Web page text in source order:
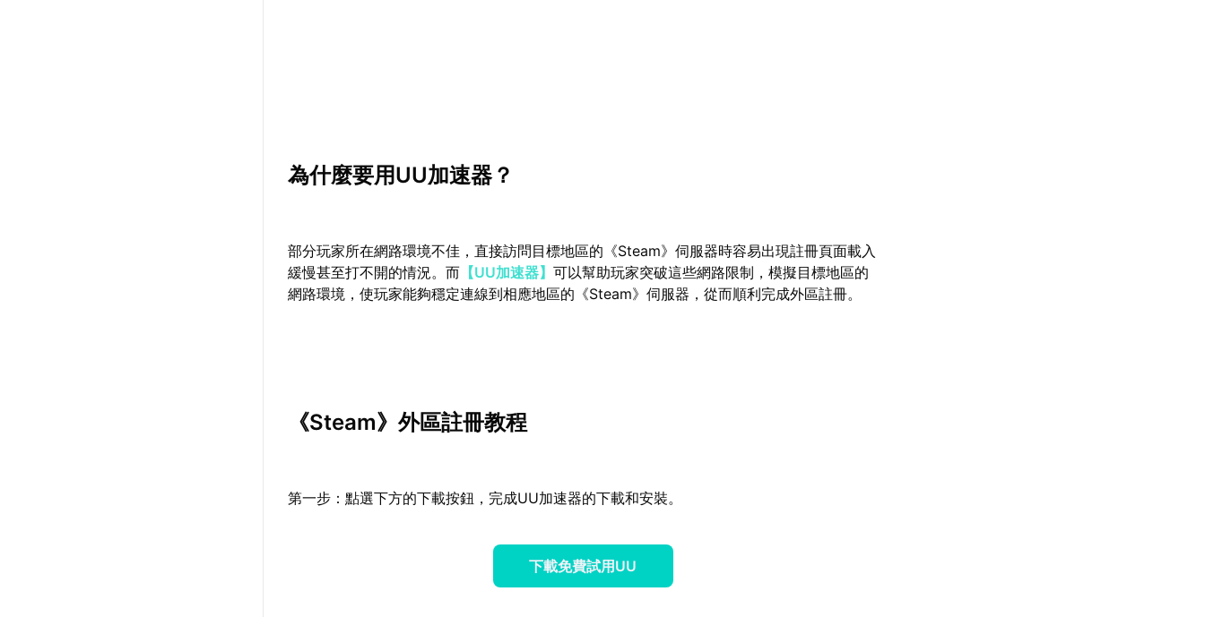
為什麼要用UU加速器？
部分玩家所在網路環境不佳，直接訪問目標地區的《Steam》伺服器時容易出現註冊頁面載入
緩慢甚至打不開的情況。而 【UU加速器】可以幫助玩家突破這些網路限制，模擬目標地區的
網路環境，使玩家能夠穩定連線到相應地區的《Steam》伺服器，從而順利完成外區註冊。
《Steam》外區註冊教程
第一步：點選下方的下載按鈕，完成UU加速器的下載和安裝。
下載免費試用UU